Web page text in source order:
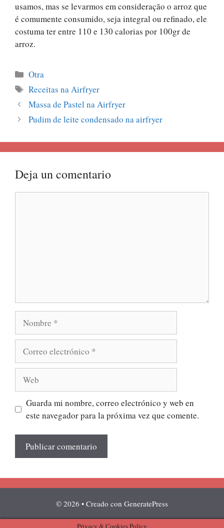
usamos, mas se levarmos em consideração o arroz que
é comumente consumido, seja integral ou refinado, ele
costuma ter entre 110 e 130 calorias por 100gr de
arroz.
Categorías
Otra
Etiquetas
Receitas na Airfryer
Massa de Pastel na Airfryer
Pudim de leite condensado na airfryer
Deja un comentario
electrónico
Guarda mi nombre, correo electrónico y web en
este navegador para la próxima vez que comente.
© 2026 • Creado con GeneratePress
Privacy & Cookies Policy